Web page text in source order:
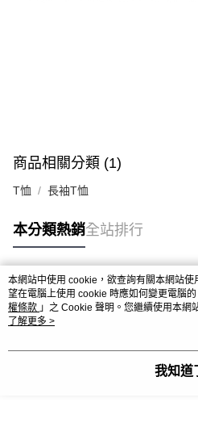
商品相關分類 (1)
T恤 長袖T恤
本分類熱銷全站排行
熱門標籤
本網站中使用 cookie，欲查詢有關本網站
望在電腦上使用 cookie 時應如何變更電腦
權條款 」之 Cookie 聲明。您繼續使用本網
用條款之 Cookie 聲明使用 cookie。
了解更多 >
我知道